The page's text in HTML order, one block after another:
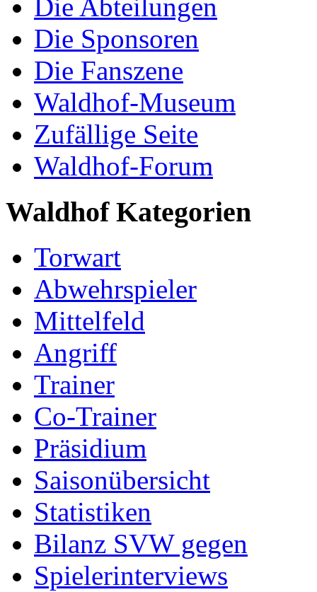
Die Abteilungen
Die Sponsoren
Die Fanszene
Waldhof-Museum
Zufällige Seite
Waldhof-Forum
Waldhof Kategorien
Torwart
Abwehrspieler
Mittelfeld
Angriff
Trainer
Co-Trainer
Präsidium
Saisonübersicht
Statistiken
Bilanz SVW gegen
Spielerinterviews